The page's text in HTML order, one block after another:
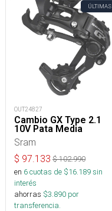
ÚLTIMAS
OUT24827
Cambio GX Type 2.1
10V Pata Media
Sram
$ 97.133 $102.990
en 6cuotas de $16.189sin
interés
ahorras $3.890 por
transferencia.